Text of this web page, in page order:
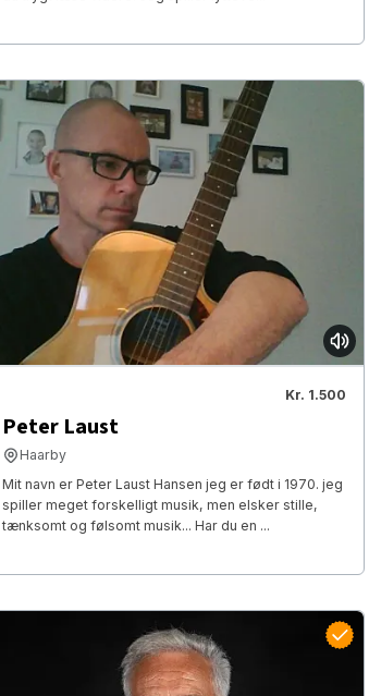
Kr. 1.500
Peter Laust
Haarby
Mit navn er Peter Laust Hansen jeg er født i 1970. jeg
spiller meget forskelligt musik, men elsker stille,
tænksomt og følsomt musik... Har du en ...